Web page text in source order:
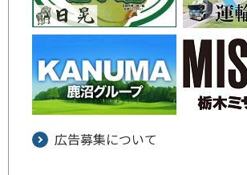
広告募集について